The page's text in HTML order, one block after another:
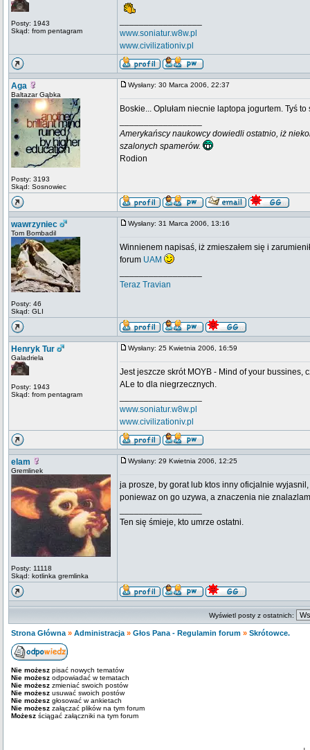
Posty: 1943
Skąd: from pentagram
www.soniatur.w8w.pl
www.civilizationiv.pl
Aga
Baltazar Gąbka
Posty: 3193
Skąd: Sosnowiec
Wysłany: 30 Marca 2006, 22:37
Boskie... Oplułam niecnie laptopa jogurtem. Tyś
Amerykańscy naukowcy dowiedli ostatnio, iż
szalonych spamerów.
Rodion
wawrzyniec
Tom Bombadil
Posty: 46
Skąd: GLI
Wysłany: 31 Marca 2006, 13:16
Winnienem napisaś, iż zmieszałem się i
forum UAM
Teraz Travian
Henryk Tur
Galadriela
Posty: 1943
Skąd: from pentagram
Wysłany: 25 Kwietnia 2006, 16:59
Jest jeszcze skrót MOYB - Mind of your bussines,
ALe to dla niegrzecznych.
www.soniatur.w8w.pl
www.civilizationiv.pl
elam
Gremlinek
Posty: 11118
Skąd: kotlinka gremlinka
Wysłany: 29 Kwietnia 2006, 12:25
ja prosze, by gorat lub ktos inny oficjalnie
poniewaz on go uzywa, a znaczenia nie
Ten się śmieje, kto umrze ostatni.
Wyświetl posty z ostatnich:
Strona Główna » Administracja » Głos Pana - Regulamin forum » Skrótowce.
Nie możesz pisać nowych tematów
Nie możesz odpowiadać w tematach
Nie możesz zmieniać swoich postów
Nie możesz usuwać swoich postów
Nie możesz głosować w ankietach
Nie możesz załączać plików na tym forum
Możesz ściągać załączniki na tym forum